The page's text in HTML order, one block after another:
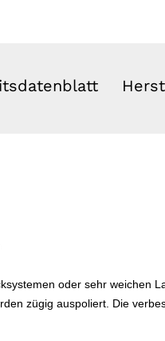
oder sehr weichen
zügig auspoliert. Die